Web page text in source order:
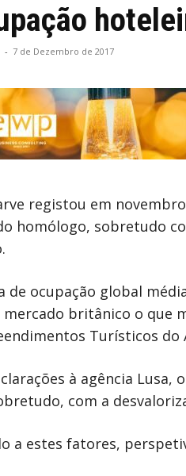
- 7 de Dezembro de 2017
registou em
homólogo, sobretudo
de ocupação global
mercado britânico o que
Turísticos do
à agência Lusa,
com a
a estes fatores,